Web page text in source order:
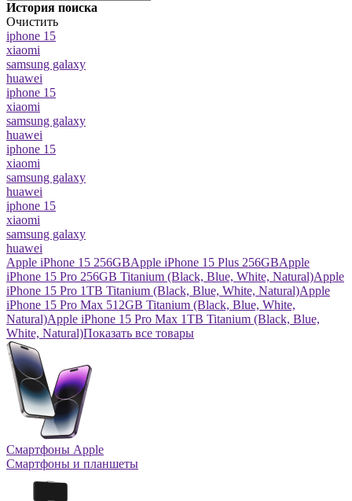
История поиска
Очистить
iphone 15
xiaomi
samsung galaxy
huawei
iphone 15
xiaomi
samsung galaxy
huawei
iphone 15
xiaomi
samsung galaxy
huawei
iphone 15
xiaomi
samsung galaxy
huawei
Apple iPhone 15 256GBApple iPhone 15 Plus 256GBApple
iPhone 15 Pro 256GB Titanium (Black, Blue, White, Natural)Apple
iPhone 15 Pro 1TB Titanium (Black, Blue, White, Natural)Apple
iPhone 15 Pro Max 512GB Titanium (Black, Blue, White,
Natural)Apple iPhone 15 Pro Max 1TB Titanium (Black, Blue,
White, Natural)Показать все товары
Смартфоны Apple
Смартфоны и планшеты